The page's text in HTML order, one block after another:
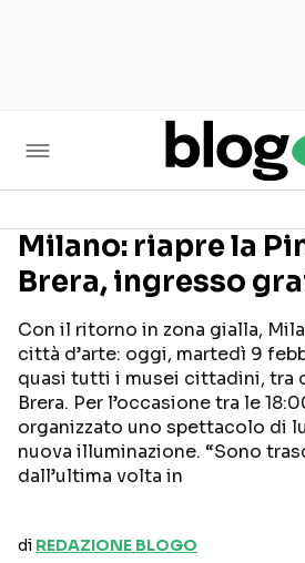
Seguici sui
Milano: riapre la
Brera, ingresso
Con il ritorno in zona gialla,
città d’arte: oggi, martedì 9
quasi tutti i musei cittadini, tra
Brera. Per l’occasione tra le
organizzato uno spettacolo di
nuova illuminazione. “Sono
dall’ultima volta in
di REDAZIONE BLOGO